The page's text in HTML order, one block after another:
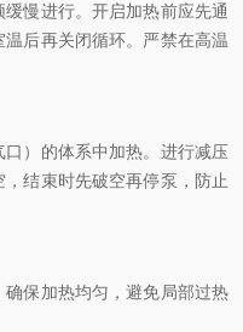
慢进行。开启加热前应先通
后再关闭循环。严禁在高温
）的体系中加热。进行减压
结束时先破空再停泵，防止
保加热均匀，避免局部过热